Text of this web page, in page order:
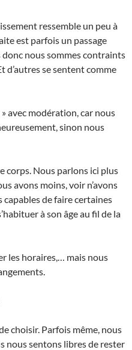
ressemble un peu à
est parfois un passage
nous sommes contraints
d’autres se sentent comme
avec modération, car nous
sinon nous
corps. Nous parlons ici plus
avons moins, voir n’avons
capables de faire certaines
à son âge au fil de la
les horaires,… mais nous
choisir. Parfois même, nous
nous sentons libres de rester